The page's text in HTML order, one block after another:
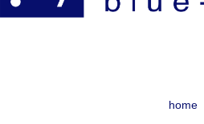
home